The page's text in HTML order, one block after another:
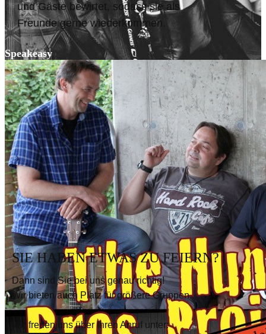
Speakeasy
und Gäste bewirtet, sodass sie als
Freunde gerne wiederkommen.
SIE HABEN ETWAS ZU FEIERN?
Dann sind Sie bei uns genau richtig!
Wir bieten auch Platz für größere Gruppen.
Wir freuen uns über Ihren Anruf unter: